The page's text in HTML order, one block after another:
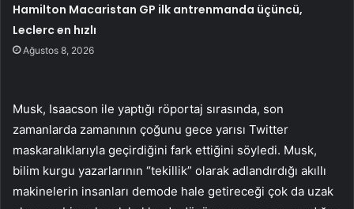
Hamilton Macaristan GP ilk antrenmanda üçüncü,
Leclerc en hızlı
Ağustos 8, 2026
Musk, Isaacson ile yaptığı röportaj sırasında, son
zamanlarda zamanının çoğunu gece yarısı Twitter
maskaralıklarıyla geçirdiğini fark ettiğini söyledi. Musk,
bilim kurgu yazarlarının “tekillik” olarak adlandırdığı akıllı
makinelerin insanları demode hale getireceği çok da uzak